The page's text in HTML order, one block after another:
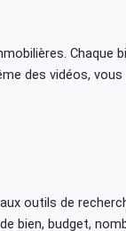
Chaque
des vidéos,
outils de
bien, budget,